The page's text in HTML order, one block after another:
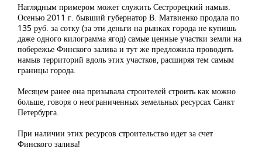
Наглядным примером может служить Сестрорецкий намыв.
Осенью 2011 г. бывший губернатор В. Матвиенко продала по
135 руб. за сотку (за эти деньги на рынках города не купишь
даже одного килограмма ягод) самые ценные участки земли на
побережье Финского залива и тут же предложила проводить
намыв территорий вдоль этих участков, расширяя тем самым
границы города.
Месяцем ранее она призывала строителей строить как можно
больше, говоря о неограниченных земельных ресурсах Санкт
Петербурга.
При наличии этих ресурсов строительство идет за счет
Финского залива!